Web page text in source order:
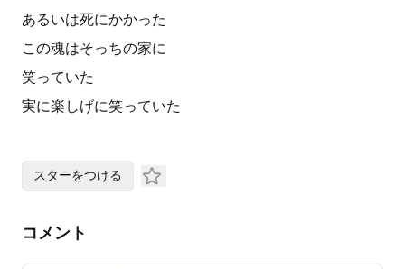
あるいは死にかかった
この魂はそっちの家に
笑っていた
実に楽しげに笑っていた
スターをつける
コメント